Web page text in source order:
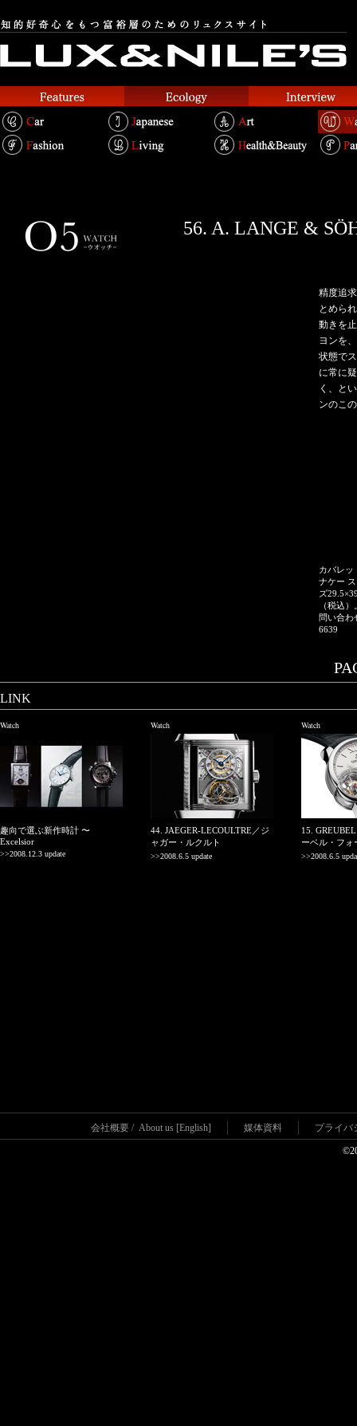
56. A. LANGE &
精度追
とめら
動きを
ヨンを
状態で
に常に
く、と
ンのこ
カバレッ
ナケー
ズ
（税込
問い合
6639
LINK
Watch
趣向で選ぶ新作時計 〜
Excelsior
>>2008.12.3 update
Watch
44. JAEGER-LECOULTRE／ジ
ャガー・ルクルト
>>2008.6.5 update
Watch
15.
ーベル・フォ
>>2008.6.5
会社概要 / About us [English] 媒体資料 プライバ